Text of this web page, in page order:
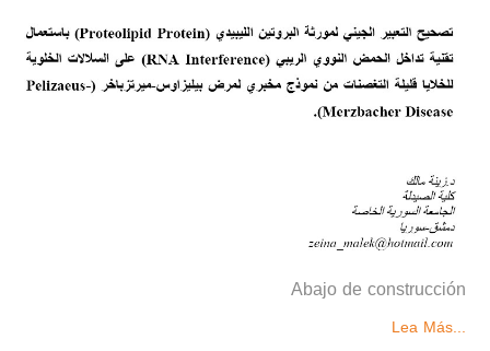
Abajo de construcción
Lea Más...